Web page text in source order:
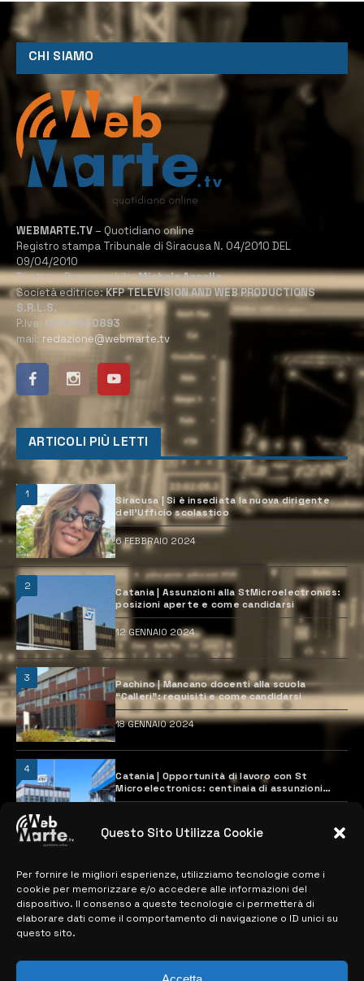
Questo Sito Utilizza Cookie
Per fornire le migliori esperienze, utilizziamo tecnologie come i
cookie per memorizzare e/o accedere alle informazioni del
dispositivo. Il consenso a queste tecnologie ci permetterà di
elaborare dati come il comportamento di navigazione o ID unici su
questo sito.
CHI SIAMO
WEBMARTE.TV – Quotidiano online
Registro stampa Tribunale di Siracusa N. 04/2010 DEL
09/04/2010
Direttore Responsabile:Michele Accolla
Società editrice:KFP TELEVISION AND WEB PRODUCTIONS
S.R.L.S.
P.Iva: 02184950893
mail: redazione@webmarte.tv
ARTICOLI PIÙ LETTI
1
Siracusa | Si è insediata la nuova dirigente
dell’Ufficio scolastico
6 FEBBRAIO 2024
2
Catania | Assunzioni alla StMicroelectronics:
posizioni aperte e come candidarsi
12 GENNAIO 2024
3
Pachino | Mancano docenti alla scuola
“Calleri”: requisiti e come candidarsi
18 GENNAIO 2024
4
Catania | Opportunità di lavoro con St
Microelectronics: centinaia di assunzioni
previste
MAPPA DEL SITO
> NOTIZIE